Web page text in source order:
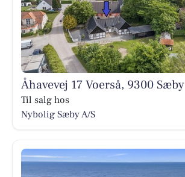
Åhavevej 17 Voerså, 9300 Sæby
Til salg hos
Nybolig Sæby A/S